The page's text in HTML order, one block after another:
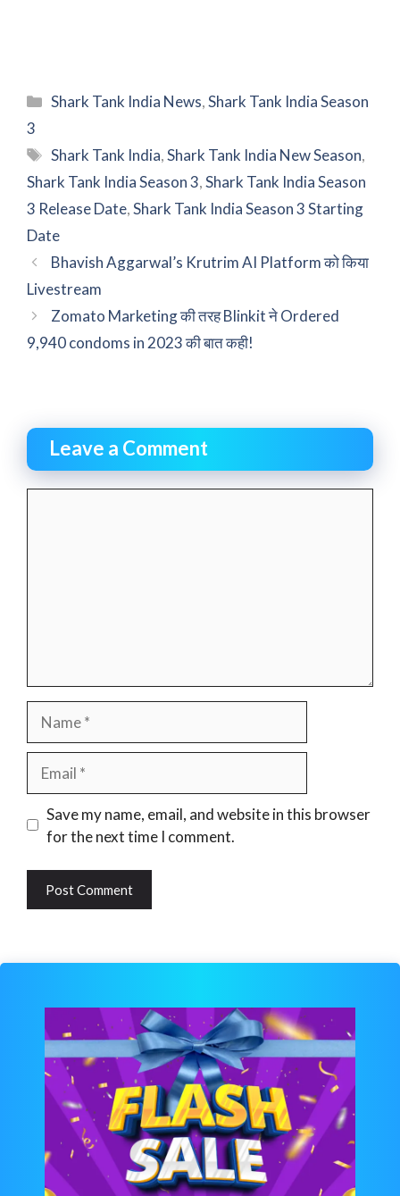
Categories
Shark Tank India News,Shark Tank India Season
3
Tags
Shark Tank India,Shark Tank India New Season,
Shark Tank India Season 3,Shark Tank India Season
3 Release Date,Shark Tank India Season 3 Starting
Date
Bhavish Aggarwal’s Krutrim AI Platform को किया
Livestream
Zomato Marketing की तरह Blinkit ने Ordered
9,940 condoms in 2023 की बात कही!
Leave a Comment
Website
Save my name, email, and website in this browser
for the next time I comment.